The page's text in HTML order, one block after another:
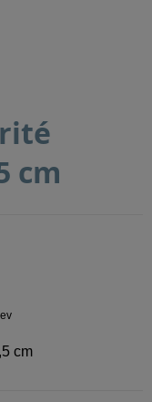
cm
cm